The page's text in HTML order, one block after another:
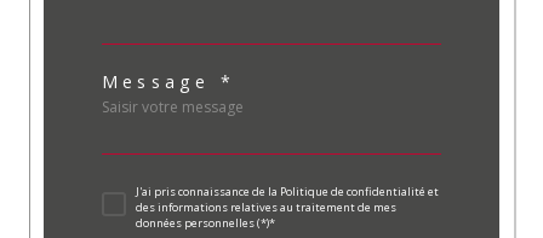
Message *
J'ai pris connaissance de la Politique de confidentialité et
des informations relatives au traitement de mes
données personnelles (*)*